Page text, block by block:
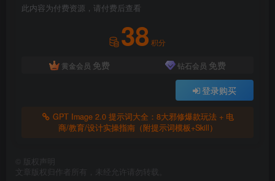
此内容为付费资源，请付费后查看
38 积分
黄金会员 免费 钻石会员 免费
登录购买
GPT Image 2.0 提示词大全：8大邪修爆款玩法 + 电
商/教育/设计实操指南（附提示词模板+Skill）
版权声明
文章版权归作者所有，未经允许请勿转载。